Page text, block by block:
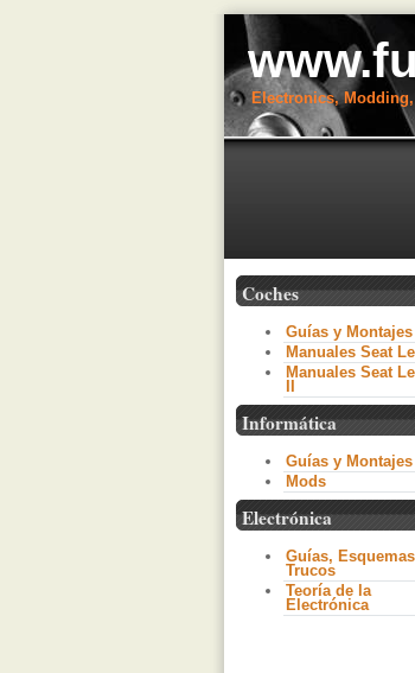
Electronics,
Coches
Guías y Montajes
Manuales Seat
Manuales Seat
Informática
Guías y Montajes
Mods
Electrónica
Guías,
Trucos
Teoría de la
Electrónica